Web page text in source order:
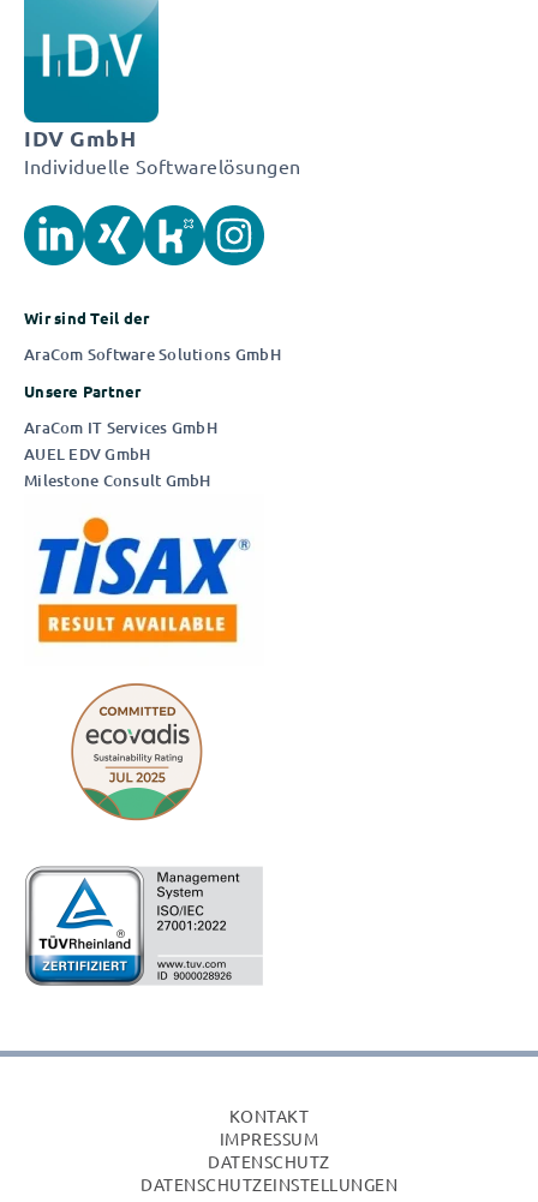
AUSZUG AUS UNSEREN News
IDV GmbH
Individuelle Softwarelösungen
Wir sind Teil der
AraCom Software Solutions GmbH
Unsere Partner
AraCom IT Services GmbH
AUEL EDV GmbH
Milestone Consult GmbH
KONTAKT
IMPRESSUM
DATENSCHUTZ
DATENSCHUTZEINSTELLUNGEN